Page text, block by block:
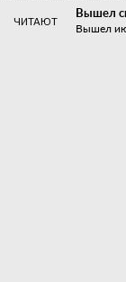
ЧИТАЮТ
Вышел
Вышел